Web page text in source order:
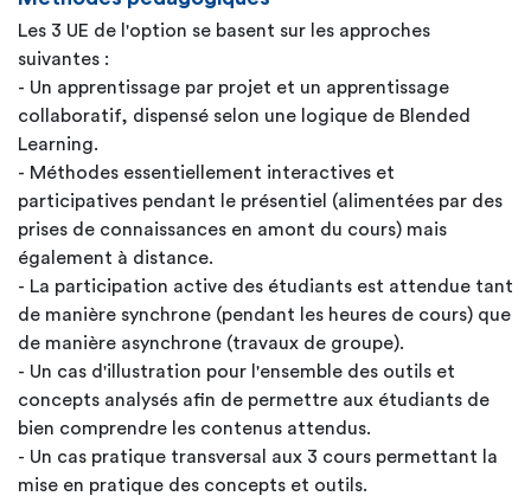
Les 3 UE de l'option se basent sur les approches
suivantes :
- Un apprentissage par projet et un apprentissage
collaboratif, dispensé selon une logique de Blended
Learning.
- Méthodes essentiellement interactives et
participatives pendant le présentiel (alimentées par des
prises de connaissances en amont du cours) mais
également à distance.
- La participation active des étudiants est attendue tant
de manière synchrone (pendant les heures de cours) que
de manière asynchrone (travaux de groupe).
- Un cas d'illustration pour l'ensemble des outils et
concepts analysés afin de permettre aux étudiants de
bien comprendre les contenus attendus.
- Un cas pratique transversal aux 3 cours permettant la
mise en pratique des concepts et outils.